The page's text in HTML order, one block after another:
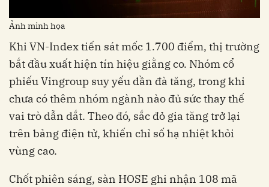
Ảnh minh họa
Khi VN-Index tiến sát mốc 1.700 điểm, thị trường
bắt đầu xuất hiện tín hiệu giằng co. Nhóm cổ
phiếu Vingroup suy yếu dần đà tăng, trong khi
chưa có thêm nhóm ngành nào đủ sức thay thế
vai trò dẫn dắt. Theo đó, sắc đỏ gia tăng trở lại
trên bảng điện tử, khiến chỉ số hạ nhiệt khỏi
vùng cao.
Chốt phiên sáng, sàn HOSE ghi nhận 108 mã